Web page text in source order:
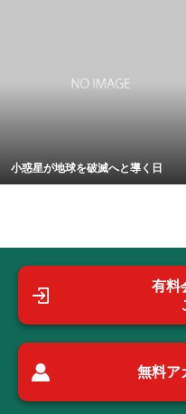
小惑星が地球を破滅へと導く日
有料
無料ア